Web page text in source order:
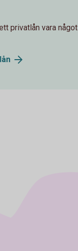
privatlån vara något